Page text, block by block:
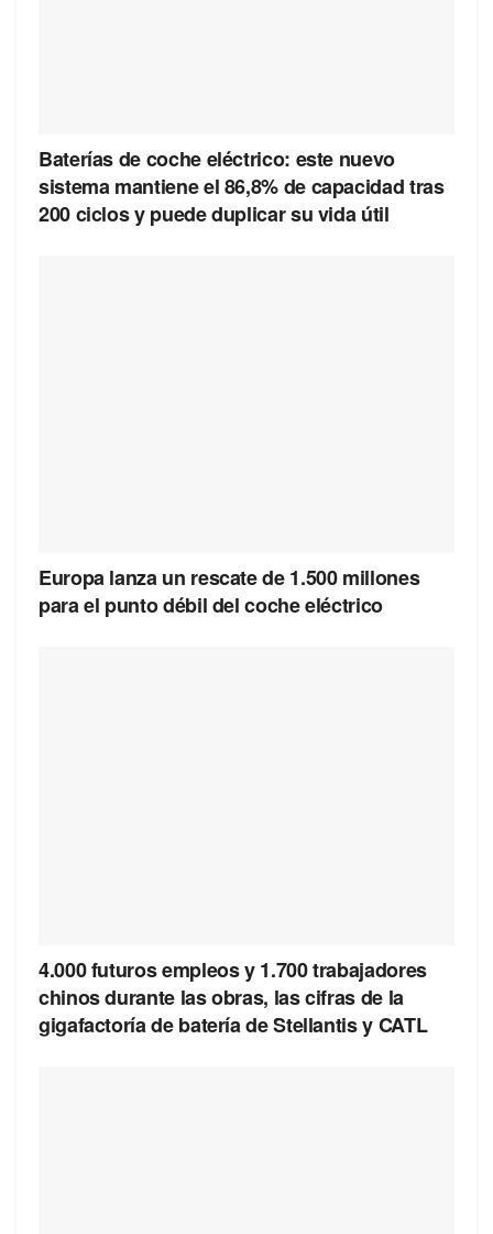
Baterías de coche eléctrico: este nuevo
sistema mantiene el 86,8% de capacidad tras
200 ciclos y puede duplicar su vida útil
Europa lanza un rescate de 1.500 millones
para el punto débil del coche eléctrico
4.000 futuros empleos y 1.700 trabajadores
chinos durante las obras, las cifras de la
gigafactoría de batería de Stellantis y CATL